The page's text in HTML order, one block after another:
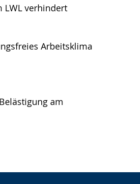
LWL verhindert
Arbeitsklima
am